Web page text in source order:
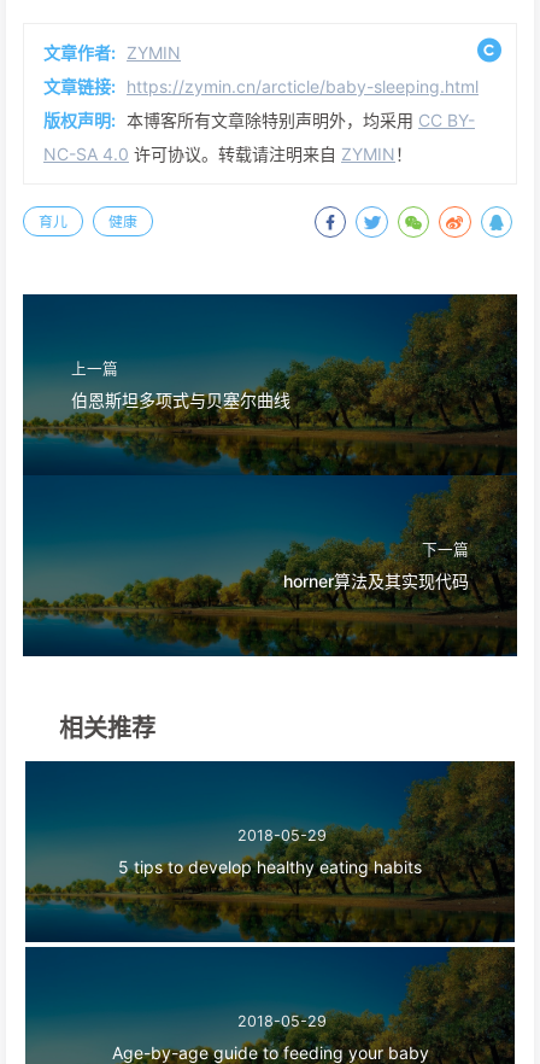
文章作者: ZYMIN
文章链接: https://zymin.cn/arcticle/baby-sleeping.html
版权声明: 本博客所有文章除特别声明外，均采用 CC BY-
NC-SA 4.0 许可协议。转载请注明来自 ZYMIN！
育儿 健康
上一篇
伯恩斯坦多项式与贝塞尔曲线
下一篇
horner算法及其实现代码
相关推荐
2018-05-29
5 tips to develop healthy eating habits
2018-05-29
Age-by-age guide to feeding your baby